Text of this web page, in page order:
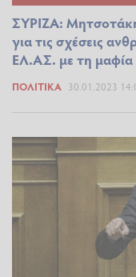
ΣΥΡΙΖΑ:
για τις σχέσεις
ΕΛ.ΑΣ. με τη μαφία
ΠΟΛΙΤΙΚΆ 30.01.2023